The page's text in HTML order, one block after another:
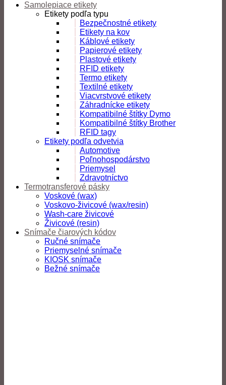
Samolepiace etikety
Etikety podľa typu
Bezpečnostné etikety
Etikety na kov
Káblové etikety
Papierové etikety
Plastové etikety
RFID etikety
Termo etikety
Textilné etikety
Viacvrstvové etikety
Záhradnícke etikety
Kompatibilné štítky Dymo
Kompatibilné štítky Brother
RFID tagy
Etikety podľa odvetvia
Automotive
Poľnohospodárstvo
Priemysel
Zdravotníctvo
Termotransferové pásky
Voskové (wax)
Voskovo-živicové (wax/resin)
Wash-care živicové
Živicové (resin)
Snímače čiarových kódov
Ručné snímače
Priemyselné snímače
KIOSK snímače
Bežné snímače